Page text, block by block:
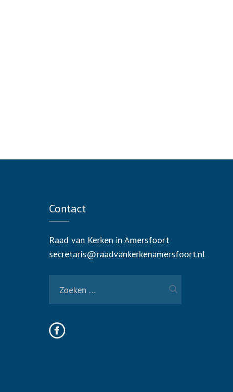
Contact
Raad van Kerken in Amersfoort
secretaris@raadvankerkenamersfoort.nl
naar: